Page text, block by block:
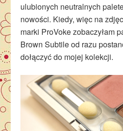
ulubionych neutralnych
nowości. Kiedy, więc na
marki ProVoke zobaczyłam
Brown Subtile od razu
dołączyć do mojej kolekcji.